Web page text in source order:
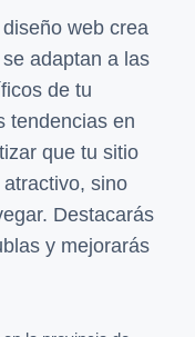
web crea
adaptan a las
de tu
tendencias en
que tu sitio
sino
Destacarás
y mejorarás